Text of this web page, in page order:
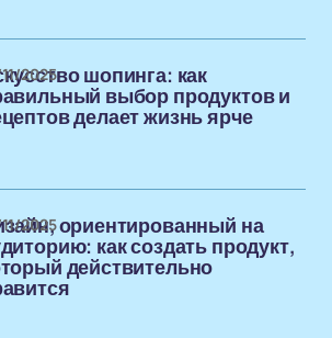
шопинга: как
выбор продуктов и
делает жизнь ярче
2025
ориентированный на
как создать продукт,
действительно
2025